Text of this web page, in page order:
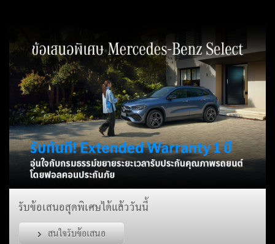
รับข้อเสนอสุดพิเศษได้แล้ววันนี้
สนใจรับข้อเสนอ